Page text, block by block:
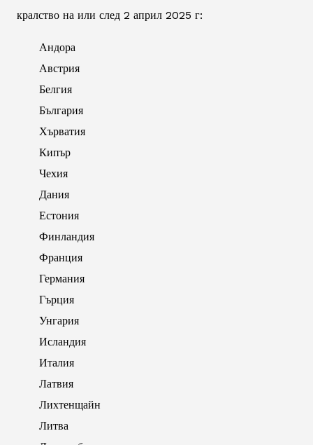
кралство на или след 2 април 2025 г:
Андора
Австрия
Белгия
България
Хърватия
Кипър
Чехия
Дания
Естония
Финландия
Франция
Германия
Гърция
Унгария
Исландия
Италия
Латвия
Лихтенщайн
Литва